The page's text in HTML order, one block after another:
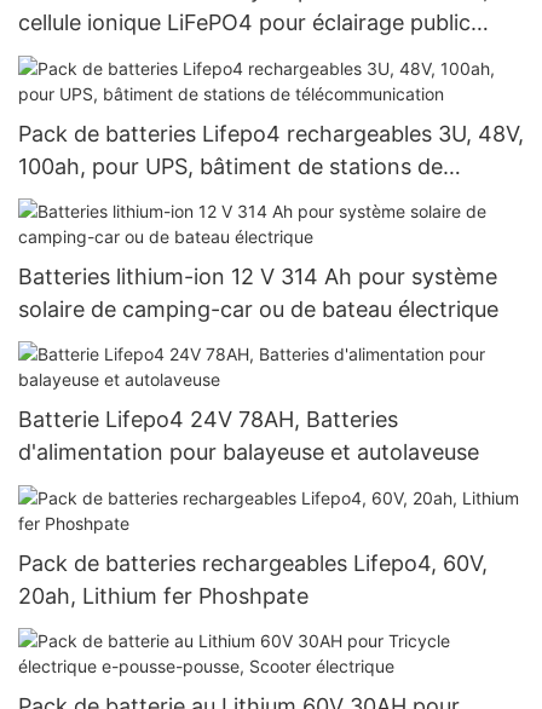
cellule ionique LiFePO4 pour éclairage public
extérieur
Pack de batteries Lifepo4 rechargeables 3U, 48V,
100ah, pour UPS, bâtiment de stations de
télécommunication
Batteries lithium-ion 12 V 314 Ah pour système
solaire de camping-car ou de bateau électrique
Batterie Lifepo4 24V 78AH, Batteries
d'alimentation pour balayeuse et autolaveuse
Pack de batteries rechargeables Lifepo4, 60V,
20ah, Lithium fer Phoshpate